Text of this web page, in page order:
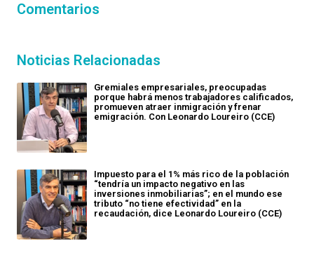
Comentarios
Noticias Relacionadas
Gremiales empresariales, preocupadas
porque habrá menos trabajadores calificados,
promueven atraer inmigración y frenar
emigración. Con Leonardo Loureiro (CCE)
Impuesto para el 1% más rico de la población
“tendría un impacto negativo en las
inversiones inmobiliarias”; en el mundo ese
tributo “no tiene efectividad” en la
recaudación, dice Leonardo Loureiro (CCE)